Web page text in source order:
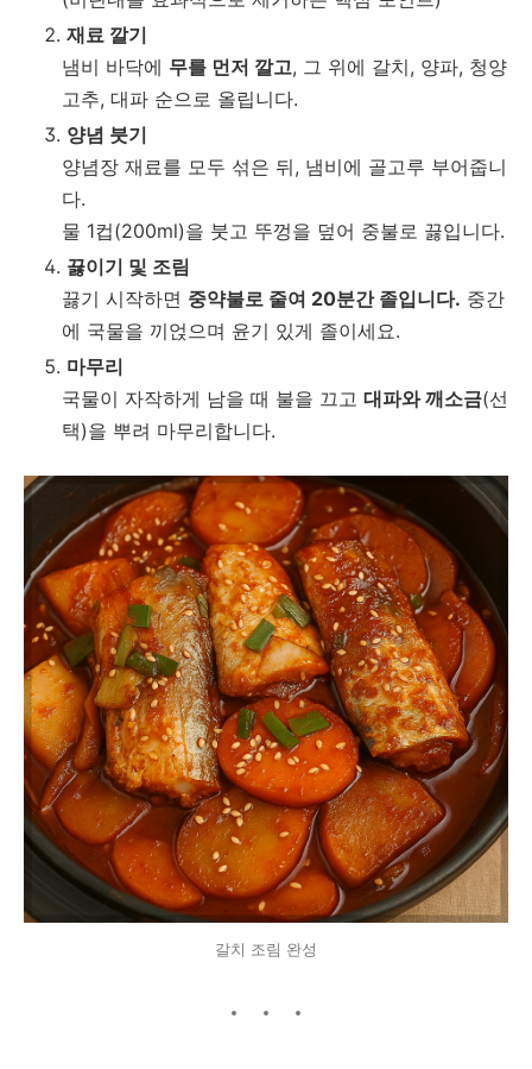
재료 깔기
냄비 바닥에 무를 먼저 깔고, 그 위에 갈치, 양파, 청양
고추, 대파 순으로 올립니다.
양념 붓기
양념장 재료를 모두 섞은 뒤, 냄비에 골고루 부어줍니
다.
물 1컵(200ml)을 붓고 뚜껑을 덮어 중불로 끓입니다.
끓이기 및 조림
끓기 시작하면 중약불로 줄여 20분간 졸입니다. 중간
에 국물을 끼얹으며 윤기 있게 졸이세요.
마무리
국물이 자작하게 남을 때 불을 끄고 대파와 깨소금(선
택)을 뿌려 마무리합니다.
갈치 조림 완성